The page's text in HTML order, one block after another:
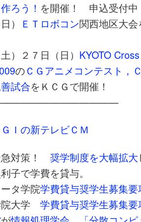
ろう！ を開催！ 申込受付中
）
ＥＴロボコン関西地区大
）２７日（日） KYOTO
のＣＧアニメコンテスト，
試合をＫＣＧで開催！
Ｉの新テレビＣＭ
急対策！奨学制度を大幅拡大
子で学費を貸与。
タ学院学費貸与奨学生募集要
院大学学費貸与奨学生募集要